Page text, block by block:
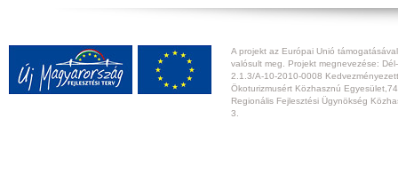
A projekt az Európai Unió
valósult meg. Projekt megnevezése:
2.1.3/A-10-2010-0008
Ökoturizmusért Közhasznú
Regionális Fejlesztési Ügynökség
3.